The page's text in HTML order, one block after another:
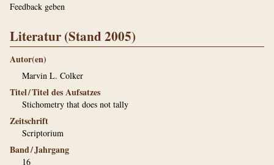
Feedback geben
Literatur (Stand 2005)
Autor(en)
Marvin L. Colker
Titel / Titel des Aufsatzes
Stichometry that does not tally
Zeitschrift
Scriptorium
Band / Jahrgang
16